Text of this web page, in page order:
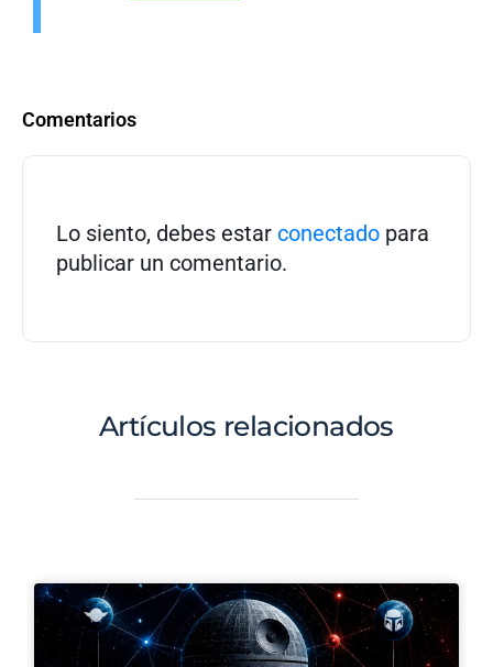
Comentarios
Lo siento, debes estar conectado para
publicar un comentario.
Artículos relacionados